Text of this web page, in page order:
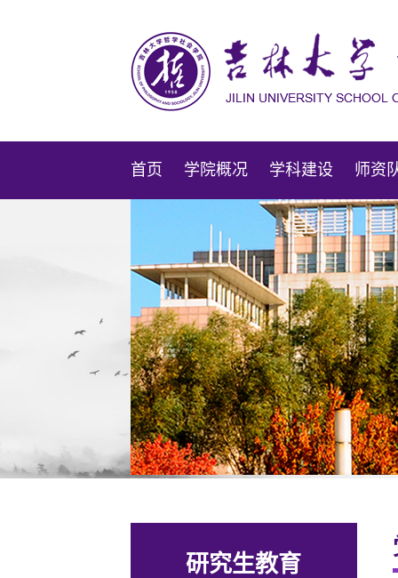
首页 学院概况 学科建设 师资
研究生教育